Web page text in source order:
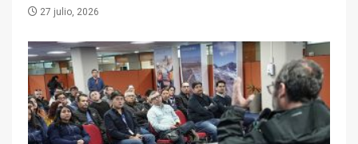
27 julio, 2026